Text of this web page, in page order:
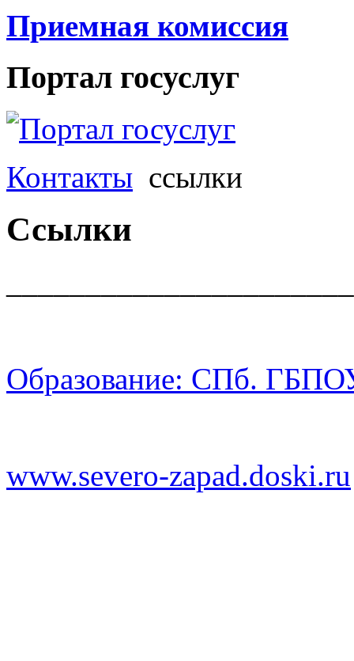
Приемная комиссия
Портал госуслуг
Контакты ссылки
Ссылки
Образование: СПб.
www.severo-zapad.doski.ru